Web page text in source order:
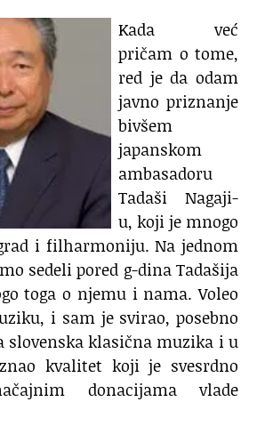
Kada već
pričam o tome,
red je da odam
javno priznanje
bivšem
japanskom
ambasadoru
Tadaši Nagaji-
u, koji je mnogo
i filharmoniju. Na jednom
sedeli pored g-dina Tadašija
toga o njemu i nama. Voleo
i sam je svirao, posebno
slovenska klasična muzika i u
kvalitet koji je svesrdno
donacijama vlade